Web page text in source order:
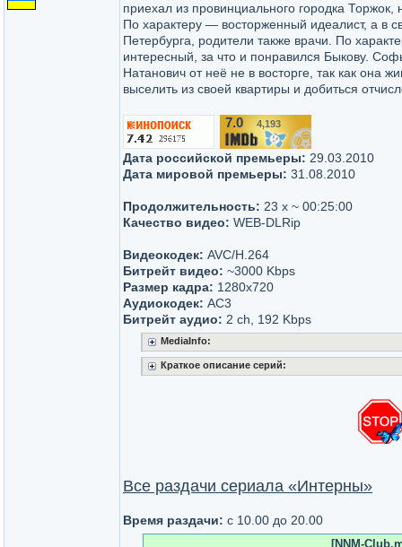
приехал из провинциального городка
По характеру — восторженный идеалист, а в
Петербурга, родители также врачи. По
интересный, за что и понравился Быкову.
Натанович от неё не в восторге, так как она
выселить из своей квартиры и добиться
7.0 4,193
Дата российской премьеры: 29.03.2010
Дата мировой премьеры: 31.08.2010
Продолжительность: 23 x ~ 00:25:00
Качество видео: WEB-DLRip
Видеокодек: AVC/H.264
Битрейт видео: ~3000 Kbps
Размер кадра: 1280x720
Аудиокодек: AC3
Битрейт аудио: 2 ch, 192 Kbps
MediaInfo:
Краткое описание серий:
Все раздачи сериала «Интерны»
Время раздачи: с 10.00 до 20.00
[NNM-